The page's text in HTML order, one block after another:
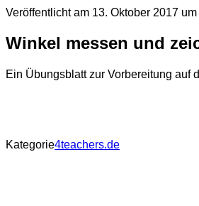
Veröffentlicht am 13. Oktober 2017
Winkel messen und
Ein Übungsblatt zur Vorbereitung auf
Kategorie4teachers.de